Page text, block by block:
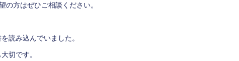
の方はぜひご相談ください。
読み込んでいました。
切です。